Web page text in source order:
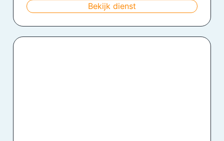
Bekijk dienst